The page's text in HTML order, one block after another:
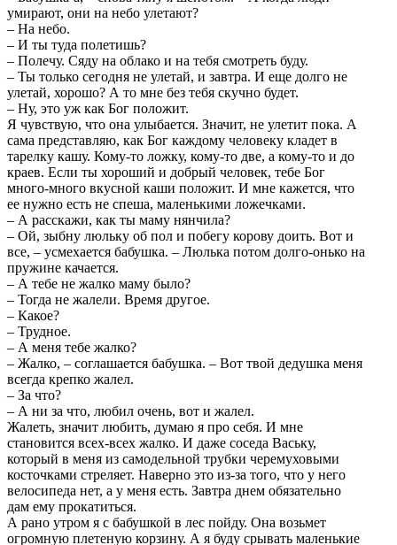
умирают, они на небо улетают?
– На небо.
– И ты туда полетишь?
– Полечу. Сяду на облако и на тебя смотреть буду.
– Ты только сегодня не улетай, и завтра. И еще долго не
улетай, хорошо? А то мне без тебя скучно будет.
– Ну, это уж как Бог положит.
Я чувствую, что она улыбается. Значит, не улетит пока. А
сама представляю, как Бог каждому человеку кладет в
тарелку кашу. Кому-то ложку, кому-то две, а кому-то и до
краев. Если ты хороший и добрый человек, тебе Бог
много-много вкусной каши положит. И мне кажется, что
ее нужно есть не спеша, маленькими ложечками.
– А расскажи, как ты маму нянчила?
– Ой, зыбну люльку об пол и побегу корову доить. Вот и
все, – усмехается бабушка. – Люлька потом долго-онько на
пружине качается.
– А тебе не жалко маму было?
– Тогда не жалели. Время другое.
– Какое?
– Трудное.
– А меня тебе жалко?
– Жалко, – соглашается бабушка. – Вот твой дедушка меня
всегда крепко жалел.
– За что?
– А ни за что, любил очень, вот и жалел.
Жалеть, значит любить, думаю я про себя. И мне
становится всех-всех жалко. И даже соседа Ваську,
который в меня из самодельной трубки черемуховыми
косточками стреляет. Наверно это из-за того, что у него
велосипеда нет, а у меня есть. Завтра днем обязательно
дам ему прокатиться.
А рано утром я с бабушкой в лес пойду. Она возьмет
огромную плетеную корзину. А я буду срывать маленькие